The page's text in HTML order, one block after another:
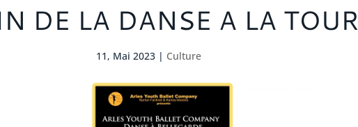
DE LA DANSE A LA TOUR
11, Mai 2023| Culture